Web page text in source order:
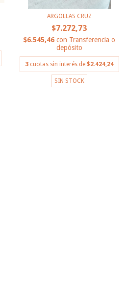
ARGOLLAS CRUZ
$7.272,73
$6.545,46con Transferencia o
depósito
3 cuotas sin interés de $2.424,24
SIN STOCK